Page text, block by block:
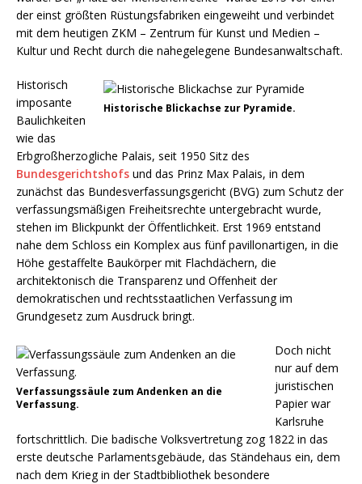
der einst größten Rüstungsfabriken eingeweiht und verbindet
mit dem heutigen ZKM – Zentrum für Kunst und Medien –
Kultur und Recht durch die nahegelegene Bundesanwaltschaft.
Historische Blickachse zur Pyramide.
Historisch
imposante
Baulichkeiten
wie das
Erbgroßherzogliche Palais, seit 1950 Sitz des
Bundesgerichtshofs und das Prinz Max Palais, in dem
zunächst das Bundesverfassungsgericht (BVG) zum Schutz der
verfassungsmäßigen Freiheitsrechte untergebracht wurde,
stehen im Blickpunkt der Öffentlichkeit. Erst 1969 entstand
nahe dem Schloss ein Komplex aus fünf pavillonartigen, in die
Höhe gestaffelte Baukörper mit Flachdächern, die
architektonisch die Transparenz und Offenheit der
demokratischen und rechtsstaatlichen Verfassung im
Grundgesetz zum Ausdruck bringt.
Verfassungssäule zum Andenken an die
Verfassung.
Doch nicht
nur auf dem
juristischen
Papier war
Karlsruhe
fortschrittlich. Die badische Volksvertretung zog 1822 in das
erste deutsche Parlamentsgebäude, das Ständehaus ein, dem
nach dem Krieg in der Stadtbibliothek besondere